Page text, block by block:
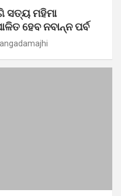
ସତ୍ୟ ମହିମା
ହେବ ନବାନ୍ନ ପର୍ବ